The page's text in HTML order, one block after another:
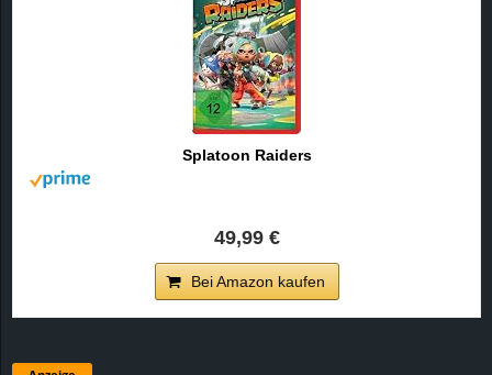
Splatoon Raiders
49,99 €
Bei Amazon kaufen